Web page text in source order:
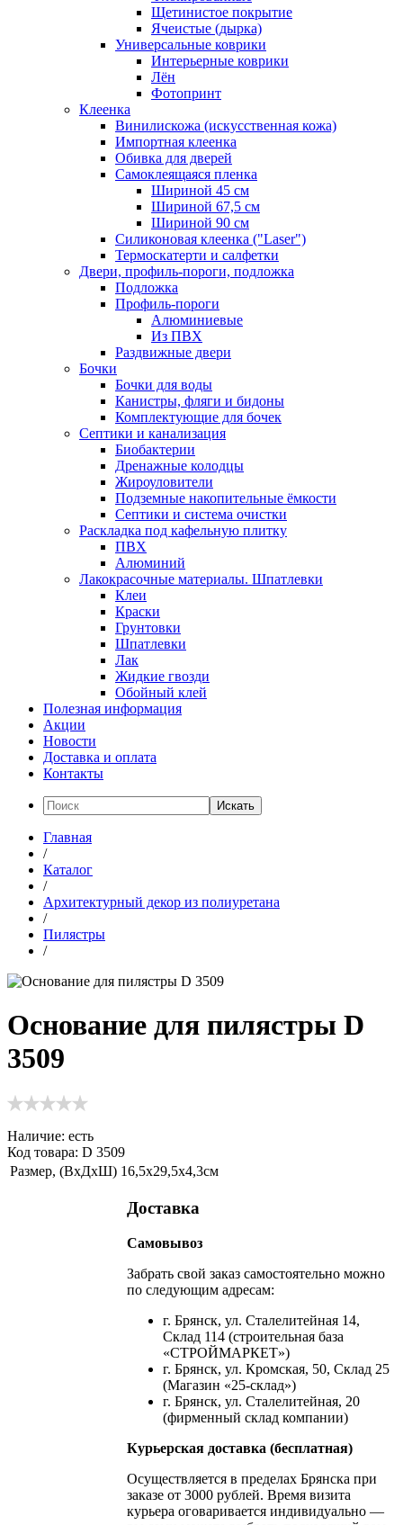
Щетинистое покрытие
Ячеистые (дырка)
Универсальные коврики
Интерьерные коврики
Лён
Фотопринт
Клеенка
Винилискожа (искусственная кожа)
Импортная клеенка
Обивка для дверей
Самоклеящаяся пленка
Шириной 45 см
Шириной 67,5 см
Шириной 90 см
Силиконовая клеенка ("Laser")
Термоскатерти и салфетки
Двери, профиль-пороги, подложка
Подложка
Профиль-пороги
Алюминиевые
Из ПВХ
Раздвижные двери
Бочки
Бочки для воды
Канистры, фляги и бидоны
Комплектующие для бочек
Септики и канализация
Биобактерии
Дренажные колодцы
Жироуловители
Подземные накопительные ёмкости
Септики и система очистки
Раскладка под кафельную плитку
ПВХ
Алюминий
Лакокрасочные материалы. Шпатлевки
Клеи
Краски
Грунтовки
Шпатлевки
Лак
Жидкие гвозди
Обойный клей
Полезная информация
Акции
Новости
Доставка и оплата
Контакты
Искать
Главная
/
Каталог
/
Архитектурный декор из полиуретана
/
Пилястры
/
Основание для пилястры D
3509
Наличие: есть
Код товара: D 3509
Размер, (ВхДхШ) 16,5х29,5х4,3см
Доставка
Самовывоз
Забрать свой заказ самостоятельно можно
по следующим адресам:
г. Брянск, ул. Сталелитейная 14,
Склад 114 (строительная база
«СТРОЙМАРКЕТ»)
г. Брянск, ул. Кромская, 50, Склад 25
(Магазин «25-склад»)
г. Брянск, ул. Сталелитейная, 20
(фирменный склад компании)
Курьерская доставка (бесплатная)
Осуществляется в пределах Брянска при
заказе от 3000 рублей. Время визита
курьера оговаривается индивидуально —